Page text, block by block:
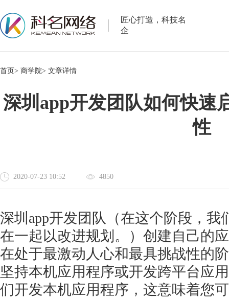
匠心打造，科技名
企
首页> 商学院> 文章详情
深圳app开发团队如何快速
性
2020-07-23 10:52 4850
深圳 app开发团队（在这个阶段，
在一起以改进规划。）创建自己的
在处于最激动人心和最具挑战性的
坚持本机应用程序或开发跨平台应
们开发本机应用程序，这意味着您